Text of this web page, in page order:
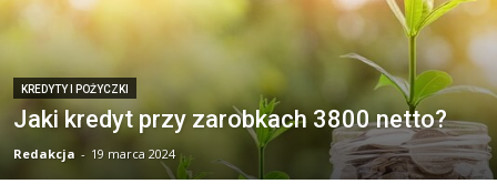
KREDYTY I POŻYCZKI
Jaki kredyt przy zarobkach 3800 netto?
Redakcja - 19 marca 2024